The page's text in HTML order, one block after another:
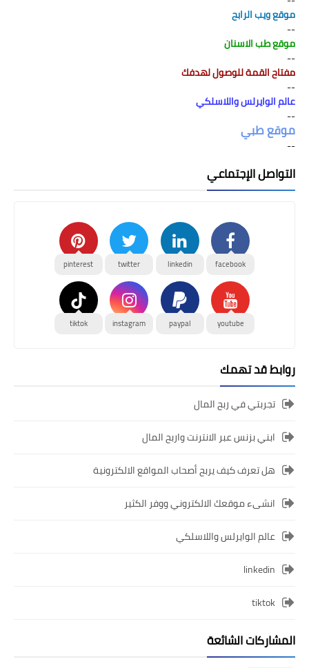
موقع ويب الرابح
--
موقع طب الاسنان
--
مفتاح القمة للوصول لهدفك
--
عالم الوايرلس واللاسلكي
--
موقع طبي
--
التواصل الإجتماعي
facebook
linkedin
twitter
pinterest
youtube
paypal
instagram
tiktok
روابط قد تهمك
تجربتي في ربح المال
ابني بزنس عبر الانترنت واربح المال
هل تعرف كيف يربح أصحاب المواقع الالكترونية
انشىء موقعك الالكتروني ووفر الكثير
عالم الوايرلس واللاسلكي
linkedin
tiktok
المشاركات الشائعة